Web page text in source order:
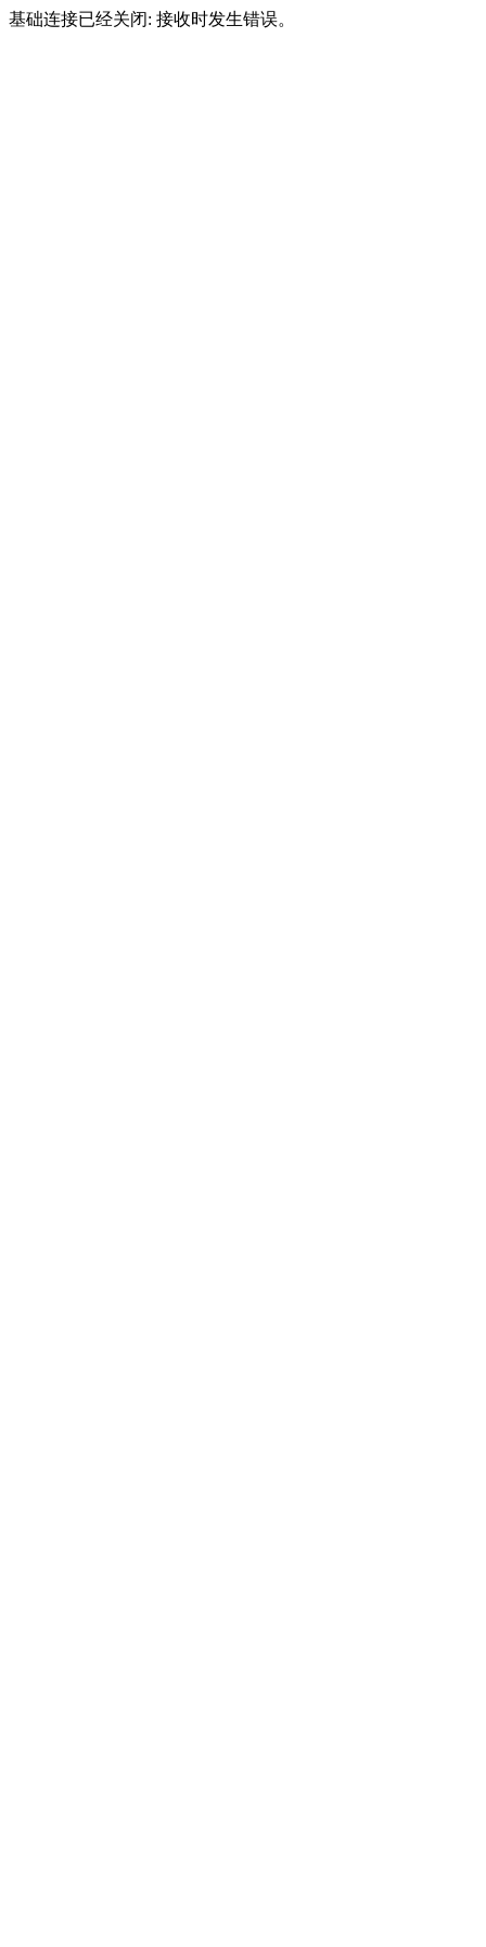
基础连接已经关闭: 接收时发生错误。